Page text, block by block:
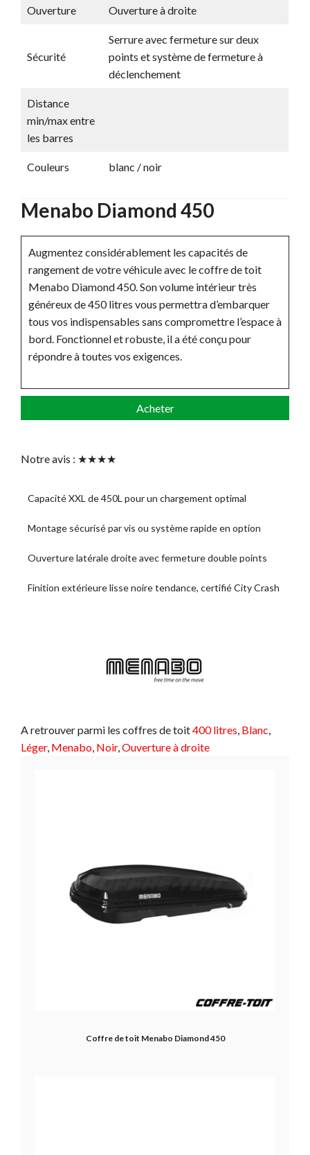
Ouverture Ouverture à droite
Sécurité
Serrure avec fermeture sur deux
points et système de fermeture à
déclenchement
Distance
min/max entre
les barres
Couleurs blanc / noir
Menabo Diamond 450
Augmentez considérablement les capacités de
rangement de votre véhicule avec le coffre de toit
Menabo Diamond 450. Son volume intérieur très
généreux de 450 litres vous permettra d’embarquer
tous vos indispensables sans compromettre l’espace à
bord. Fonctionnel et robuste, il a été conçu pour
répondre à toutes vos exigences.
Acheter
Notre avis : ★★★★
Capacité XXL de 450L pour un chargement optimal
Montage sécurisé par vis ou système rapide en option
Ouverture latérale droite avec fermeture double points
Finition extérieure lisse noire tendance, certifié City Crash
A retrouver parmi les coffres de toit400 litres, Blanc
Léger, Menabo, Noir, Ouverture à droite
Coffre de toit Menabo Diamond 450